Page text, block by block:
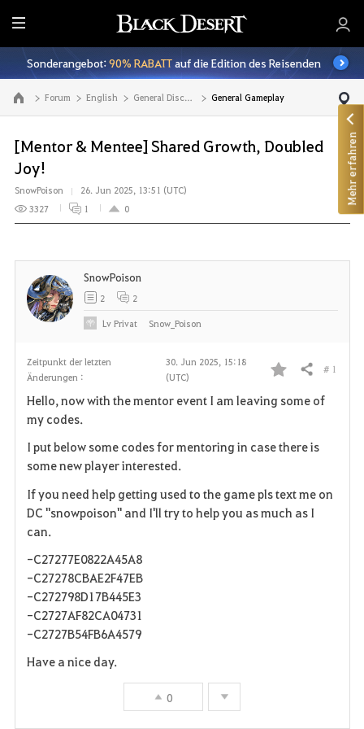
A
l
l
e
Sonderangebot:90% RABATTauf die Edition des Reisenden
Zur Hauptseite Forum English General Discussion General Gameplay
[Mentor & Mentee] Shared Growth, Doubled
Joy!
SnowPoison
26. Jun 2025, 13:51 (UTC)
3327
1 0
Zeitpunkt der letzten
Änderungen :
30. Jun 2025, 15:18
(UTC)
F
v
r
Teilen # 1
Hello, now with the mentor event I am leaving some of
my codes.
I put below some codes for mentoring in case there is
some new player interested.
If you need help getting used to the game pls text me on
DC "snowpoison" and I'll try to help you as much as I
can.
-C27277E0822A45A8
-C27278CBAE2F47EB
-C272798D17B445E3
-C2727AF82CA04731
-C2727B54FB6A4579
Have a nice day.
0
SnowPoison
2 2
LvPrivat Snow_Poison
Mehr erfahren